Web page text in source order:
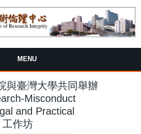
MENU
與臺灣大學共同舉辦
Misconduct
and Practical
工作坊